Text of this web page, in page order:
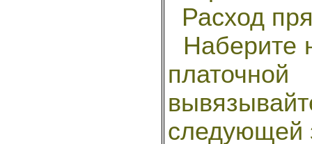
Расход
Наберите
следующей